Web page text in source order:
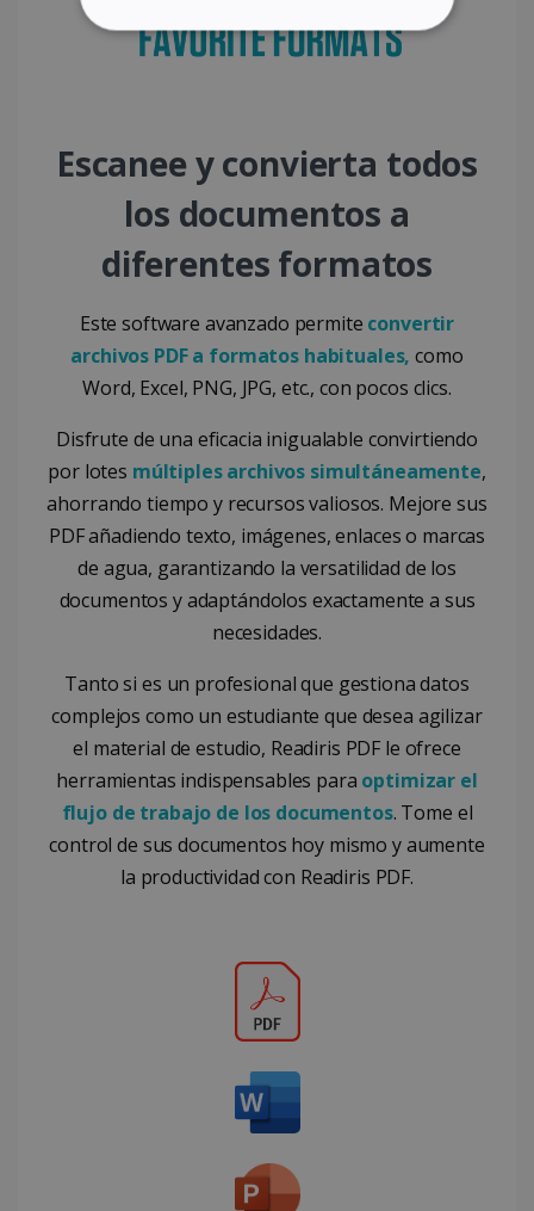
Escanee y convierta todos
los documentos a
diferentes formatos
Este software avanzado permite convertir
archivos PDF a formatos habituales,como
Word, Excel, PNG, JPG, etc., con pocos clics.
Disfrute de una eficacia inigualable convirtiendo
por lotes múltiples archivos simultáneamente,
ahorrando tiempo y recursos valiosos. Mejore sus
PDF añadiendo texto, imágenes, enlaces o marcas
de agua, garantizando la versatilidad de los
documentos y adaptándolos exactamente a sus
necesidades.
Tanto si es un profesional que gestiona datos
complejos como un estudiante que desea agilizar
el material de estudio, Readiris PDF le ofrece
herramientas indispensables para optimizar el
flujo de trabajo de los documentos. Tome el
control de sus documentos hoy mismo y aumente
la productividad con Readiris PDF.
COOKIES ESTRICTAMENTE
NECESARIAS
COOKIES DE PREFERENCIAS
COOKIES DE FUNCIONALIDAD
Cookies de rendimiento
Cookies de funcionalidad
Las cookies estrictamente necesarias
permiten la funcionalidad principal del sitio
web, como el inicio de sesión de usuario y la
gestión de cuentas. El sitio web no se puede
estrictamente necesarias.
Proveedor /
Dominio
LinkedIn
semanas
CookieScriptConsent
Política de Privacidad de